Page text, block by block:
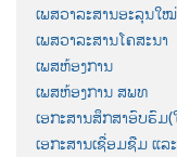
ເພສວາລະສານອະລຸນໃໝ່
ເພສວາລະສານໂຄສະນາ
ເພສຫ້ອງການ
ເພສຫ້ອງການ ສພທ
ເອກະສານສຶກສາອົບຮົມ
ເອກະສານເຊື່ອມຊືມ ແລ